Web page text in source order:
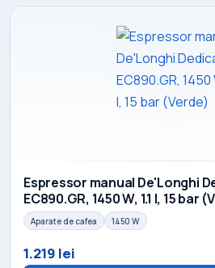
Espressor manual De'Longhi
EC890.GR, 1450 W, 1.1 l, 15 bar
Aparate de cafea 1450 W
1.219 lei